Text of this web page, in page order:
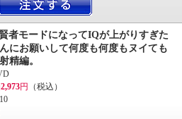
者モードになってIQが上がりすぎた
にお願いして何度も何度もヌイても
精編。
2,973円
（税込）